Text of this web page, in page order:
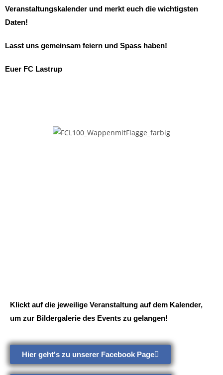
Veranstaltungskalender und merkt euch die wichtigsten
Daten!
Lasst uns gemeinsam feiern und Spass haben!
Euer FC Lastrup
Klickt auf die jeweilige Veranstaltung auf dem Kalender,
um zur Bildergalerie des Events zu gelangen!
Hier geht's zu unserer Facebook Page